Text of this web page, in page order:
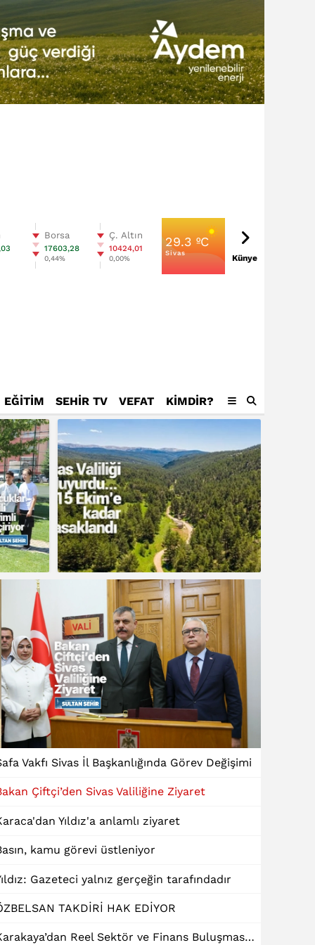
Borsa
17603,28
0,44%
Ç. Altın
10424,01
0,00%
29.3 ºC
Sivas
Künye
EĞİTİM SEHİR TV VEFAT KIMDIR?
Vakfı Sivas İl Başkanlığında Görev Değişimi
Çiftçi’den Sivas Valiliğine Ziyaret
Yıldız'a anlamlı ziyaret
kamu görevi üstleniyor
Gazeteci yalnız gerçeğin tarafındadır
TAKDİRİ HAK EDİYOR
Karakaya’dan Reel Sektör ve Finans Buluşmasında "Dinamik Kredi" Talebi